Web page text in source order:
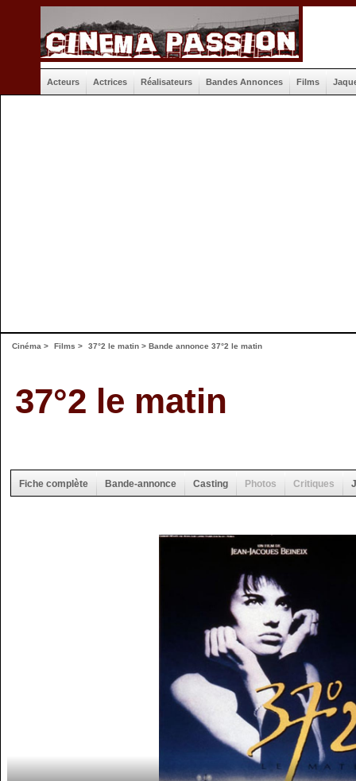
Acteurs Actrices Réalisateurs Bandes Annonces Films
Cinéma > Films > 37°2 le matin > Bande annonce 37°2 le matin
37°2 le matin
Fiche complète Bande-annonce Casting Photos Critiques